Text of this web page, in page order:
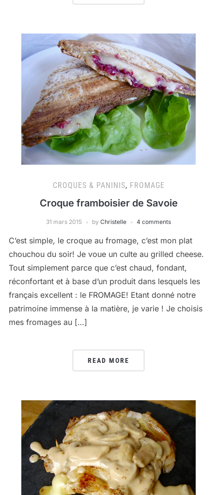
CROQUES & PANINIS, FROMAGE
Croque framboisier de Savoie
31 mars 2015 by Christelle 4 comments
C’est simple, le croque au fromage, c’est mon plat
chouchou du soir! Je voue un culte au grilled cheese.
Tout simplement parce que c’est chaud, fondant,
réconfortant et à base d’un produit dans lesquels les
français excellent : le FROMAGE! Etant donné notre
patrimoine immense à la matière, je varie ! Je choisis
mes fromages au […]
READ MORE